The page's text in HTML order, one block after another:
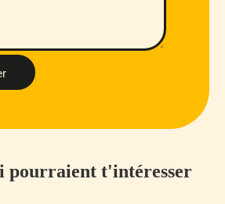
pourraient t'intéresser